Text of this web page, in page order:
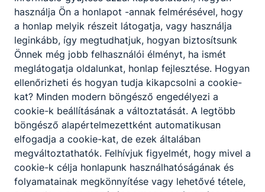
használja Ön a honlapot -annak felmérésével, hogy
a honlap melyik részeit látogatja, vagy használja
leginkább, így megtudhatjuk, hogyan biztosítsunk
Önnek még jobb felhasználói élményt, ha ismét
meglátogatja oldalunkat, honlap fejlesztése. Hogyan
ellenőrizheti és hogyan tudja kikapcsolni a cookie-
kat? Minden modern böngésző engedélyezi a
cookie-k beállításának a változtatását. A legtöbb
böngésző alapértelmezettként automatikusan
elfogadja a cookie-kat, de ezek általában
megváltoztathatók. Felhívjuk figyelmét, hogy mivel a
cookie-k célja honlapunk használhatóságának és
folyamatainak megkönnyítése vagy lehetővé tétele,